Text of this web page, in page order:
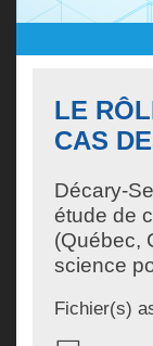
LE
CAS
Décary-
étude de
(Québec,
science
Fichier(s)